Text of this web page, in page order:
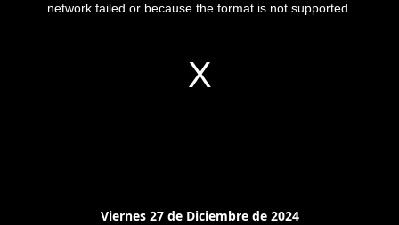
network failed or because the format is not supported.
Viernes 27 de Diciembre de 2024